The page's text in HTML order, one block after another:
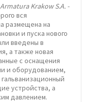
Armatura Krakow S.A. -
вся
размещена на
и пуска нового
введены в
а также новая
с оснащения
и оборудованием,
устройства, а
давлением.